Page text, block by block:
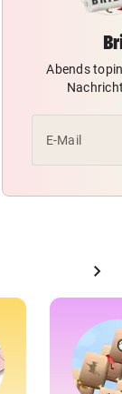
Abends
E-Mail
chevron_right